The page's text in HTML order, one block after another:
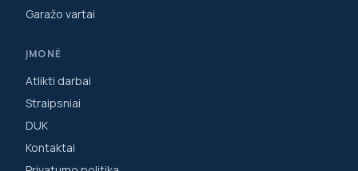
Garažo vartai
ĮMONĖ
Atlikti darbai
Straipsniai
DUK
Kontaktai